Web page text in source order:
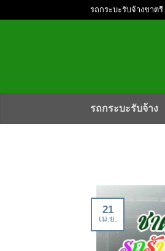
รถกระบะรับจ้างชาต
รถกระบะรับจ้าง
21
เม.ย.